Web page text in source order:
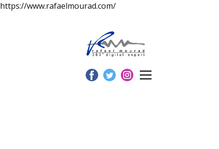
https://www.rafaelmourad.com/